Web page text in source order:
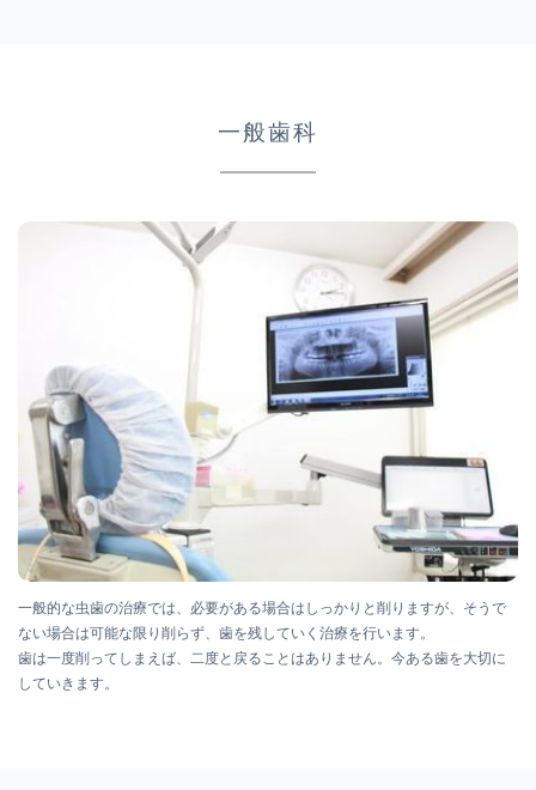
一般歯科
一般的な虫歯の治療では、必要がある場合はしっかりと削りますが、そうで
ない場合は可能な限り削らず、歯を残していく治療を行います。
歯は一度削ってしまえば、二度と戻ることはありません。今ある歯を大切に
していきます。